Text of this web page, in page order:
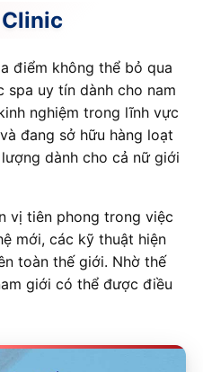
điểm không thể bỏ qua
spa uy tín dành cho nam
nghiệm trong lĩnh vực
đang sở hữu hàng loạt
dành cho cả nữ giới
vị tiên phong trong việc
mới, các kỹ thuật hiện
toàn thế giới. Nhờ thế
giới có thể được điều